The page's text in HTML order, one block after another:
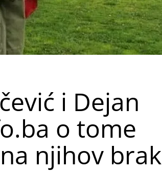
i Dejan
o tome
njihov brak